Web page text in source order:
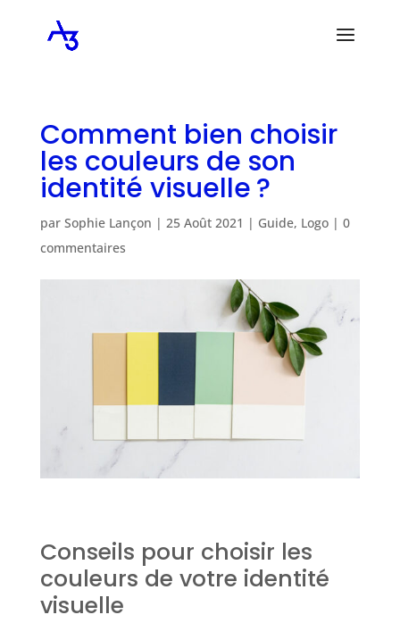
Comment bien choisir
les couleurs de son
identité visuelle ?
par Sophie Lançon | 25 Août 2021 | Guide, Logo| 0
commentaires
Conseils pour choisir les
couleurs de votre identité
visuelle